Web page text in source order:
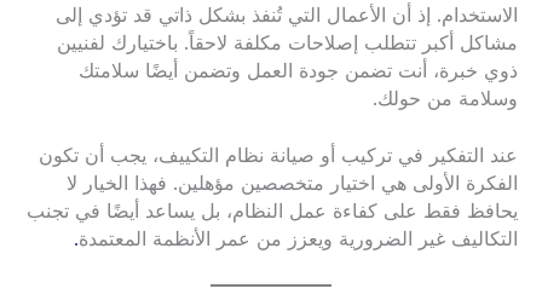
الاستخدام. إذ أن الأعمال التي تُنفذ بشكل ذاتي قد تؤدي إلى
مشاكل أكبر تتطلب إصلاحات مكلفة لاحقاً. باختيارك لفنيين
ذوي خبرة، أنت تضمن جودة العمل وتضمن أيضًا سلامتك
وسلامة من حولك.
عند التفكير في تركيب أو صيانة نظام التكييف، يجب أن تكون
الفكرة الأولى هي اختيار متخصصين مؤهلين. فهذا الخيار لا
يحافظ فقط على كفاءة عمل النظام، بل يساعد أيضًا في تجنب
التكاليف غير الضرورية ويعزز من عمر الأنظمة المعتمدة.